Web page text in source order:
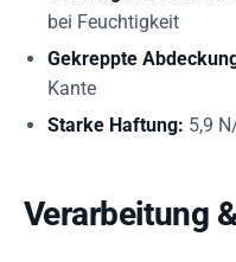
bei Feuchtigkeit
Gekreppte
Kante
Starke Haftung: 5,9
Verarbeitung